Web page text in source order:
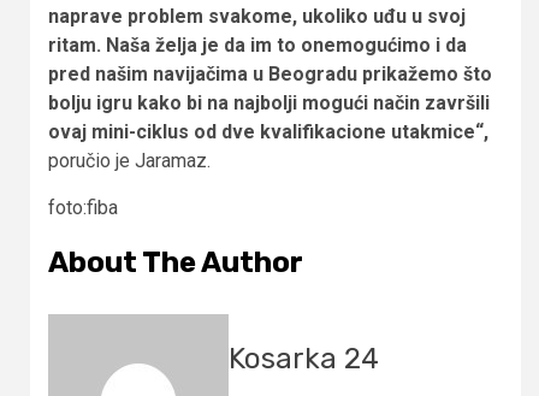
naprave problem svakome, ukoliko uđu u svoj
ritam. Naša želja je da im to onemogućimo i da
pred našim navijačima u Beogradu prikažemo što
bolju igru kako bi na najbolji mogući način završili
ovaj mini-ciklus od dve kvalifikacione utakmice“,
poručio je Jaramaz.
foto:fiba
About The Author
Kosarka 24